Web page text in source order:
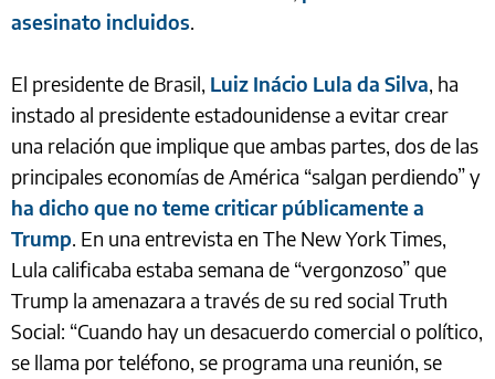
asesinato incluidos.
El presidente de Brasil, Luiz Inácio Lula da Silva, ha
instado al presidente estadounidense a evitar crear
una relación que implique que ambas partes, dos de las
principales economías de América “salgan perdiendo” y
ha dicho que no teme criticar públicamente a
Trump. En una entrevista en The New York Times,
Lula calificaba estaba semana de “vergonzoso” que
Trump la amenazara a través de su red social Truth
Social: “Cuando hay un desacuerdo comercial o político,
se llama por teléfono, se programa una reunión, se